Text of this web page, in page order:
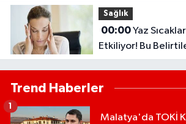
Sağlık
00:00Yaz Sıcakları Beyni De
Etkiliyor! Bu
Trend Haberler
Malatya'da TOKİ
1